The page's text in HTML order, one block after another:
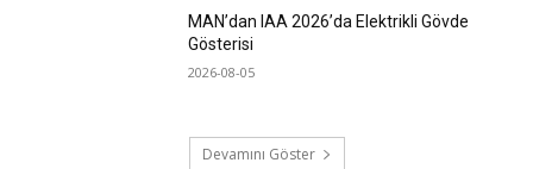
MAN’dan IAA 2026’da Elektrikli Gövde
Gösterisi
2026-08-05
Devamını Göster